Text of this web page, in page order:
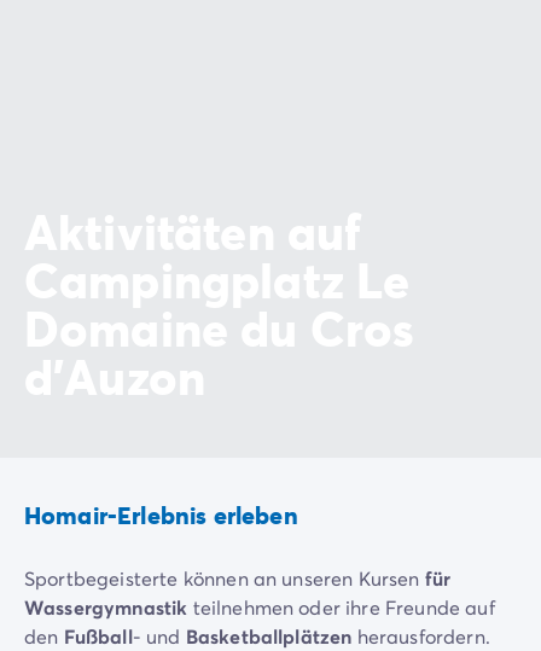
Homair-Erlebnis erleben
Sportbegeisterte können an unseren Kursen für
Wassergymnastik teilnehmen oder ihre Freunde auf
den Fußball- und Basketballplätzen herausfordern.